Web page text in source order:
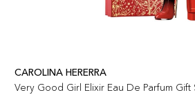
CAROLINA HERERRA
Very Good Girl Elixir Eau De Parfum Gift